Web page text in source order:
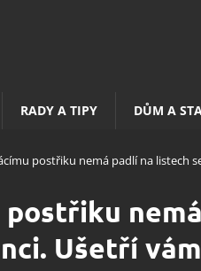
RADY A TIPY DŮM A
postřiku nemá padlí na listech
Ušetří vám